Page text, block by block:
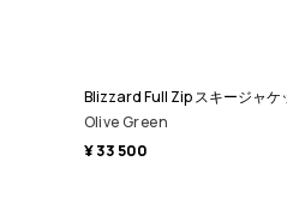
Blizzard Full Zip スキージャケ
Olive Green
¥ 33 500